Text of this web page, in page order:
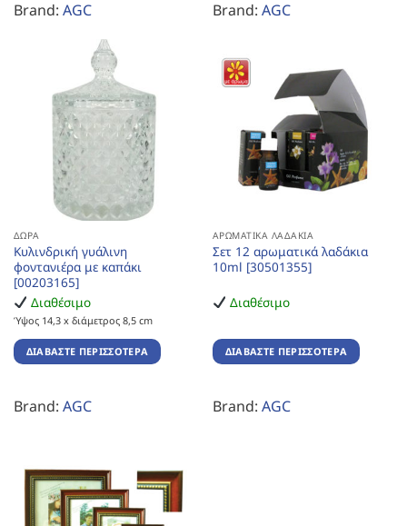
Brand: AGC Brand: AGC
ΔΏΡΑ
Κυλινδρική γυάλινη
φοντανιέρα με καπάκι
[00203165]
Διαθέσιμο
Ύψος 14,3 x διάμετρος 8,5 cm
ΔΙΑΒΆΣΤΕ ΠΕΡΙΣΣΌΤΕΡΑ
Brand: AGC
ΑΡΩΜΑΤΙΚΆ ΛΑΔΆΚΙΑ
Σετ 12 αρωματικά λαδάκια
10ml [30501355]
Διαθέσιμο
ΔΙΑΒΆΣΤΕ ΠΕΡΙΣΣΌΤΕΡΑ
Brand: AGC